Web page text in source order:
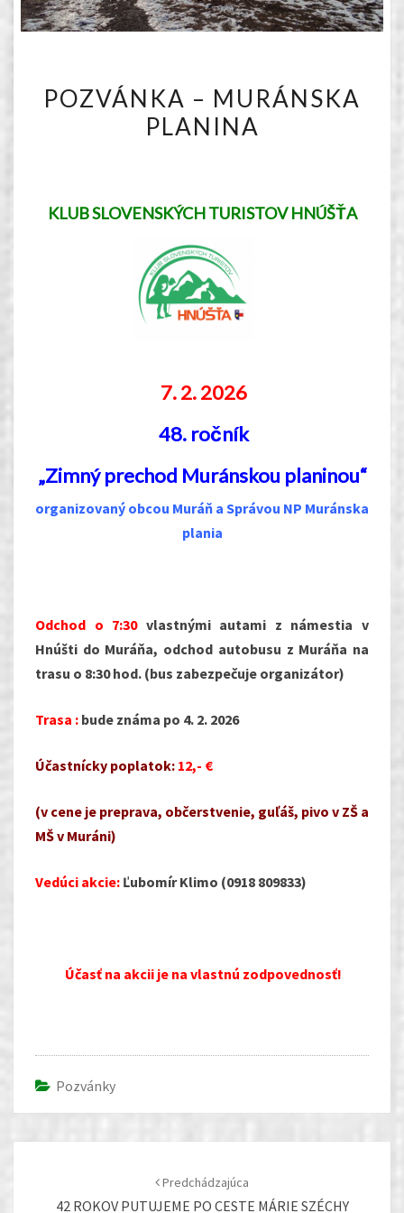
–
MURÁNSKA
POZVÁNKA – MURÁNSKA
PLANINA
KLUB SLOVENSKÝCH TURISTOV HNÚŠŤA
7.2. 2026
48. ročník
„Zimný prechod Muránskou planinou“
organizovaný obcou Muráň a Správou NP Muránska
plania
Odchod o 7:30vlastnými autami z námestia v
Hnúšti do Muráňa, odchod autobusu z Muráňa na
trasu o 8:30 hod. (bus zabezpečuje organizátor)
Trasa : bude známa po 4. 2. 2026
Účastnícky poplatok: 12,- €
(v cene je preprava, občerstvenie, guľáš, pivo v ZŠ a
MŠ v Muráni)
Vedúci akcie: Ľubomír Klimo (0918 809833)
Účasť na akcii je na vlastnú zodpovednosť!
Pozvánky
Predchádzajúca
42 ROKOV PUTUJEME PO CESTE MÁRIE SZÉCHY